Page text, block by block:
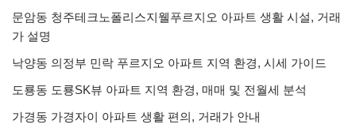
문암동 청주테크노폴리스지웰푸르지오 아파트 생활 시설, 거래
가 설명
낙양동 의정부 민락 푸르지오 아파트 지역 환경, 시세 가이드
도룡동 도룡SK뷰 아파트 지역 환경, 매매 및 전월세 분석
가경동 가경자이 아파트 생활 편의, 거래가 안내